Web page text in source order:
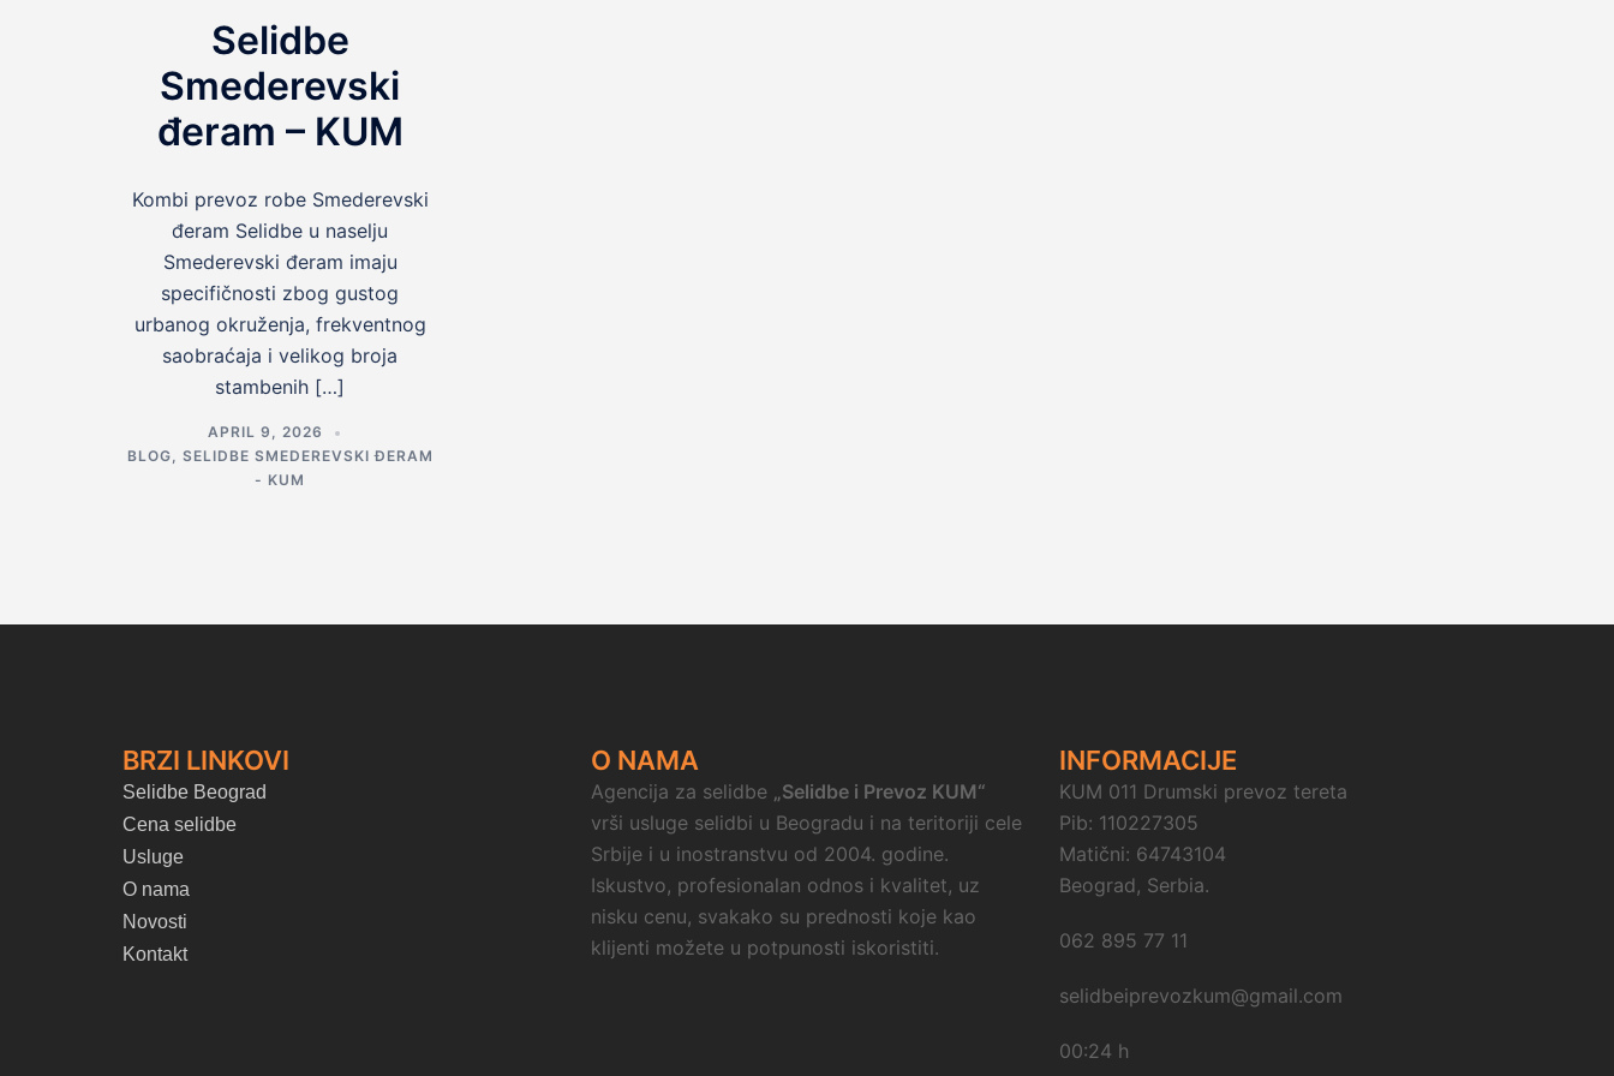
Selidbe
Smederevski
đeram – KUM
Kombi prevoz robe Smederevski
đeram Selidbe u naselju
Smederevski đeram imaju
specifičnosti zbog gustog
urbanog okruženja, frekventnog
saobraćaja i velikog broja
stambenih […]
APRIL 9, 2026
BLOG
SELIDBE SMEDEREVSKI ĐERAM
- KUM
BRZI LINKOVI
Selidbe Beograd
Cena selidbe
Usluge
O nama
Novosti
Kontakt
O NAMA
Agencija za selidbe „Selidbe i Prevoz KUM“
vrši usluge selidbi u Beogradu i na teritoriji cele
Srbije i u inostranstvu od 2004. godine.
Iskustvo, profesionalan odnos i kvalitet, uz
nisku cenu, svakako su prednosti koje kao
klijenti možete u potpunosti iskoristiti.
INFORMACIJE
KUM 011 Drumski prevoz tereta
Pib: 110227305
Matični: 64743104
Beograd, Serbia.
062 895 77 11
selidbeiprevozkum@gmail.com
00:24 h